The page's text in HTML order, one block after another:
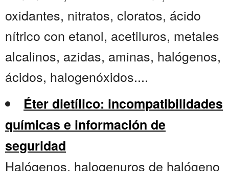
oxidantes, nitratos, cloratos, ácido
nítrico con etanol, acetiluros, metales
alcalinos, azidas, aminas, halógenos,
ácidos, halogenóxidos....
Éter dietílico: incompatibilidades
químicas e información de
seguridad
Halógenos, halogenuros de halógeno